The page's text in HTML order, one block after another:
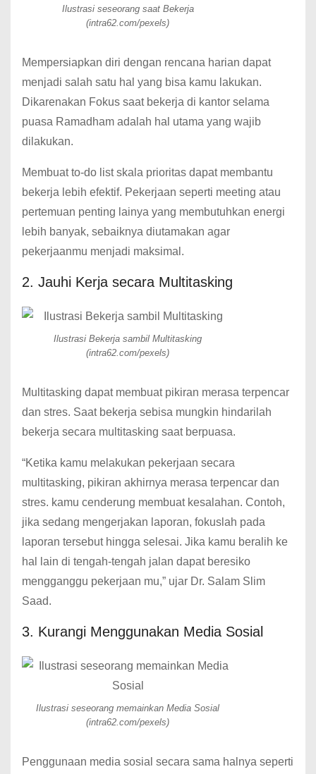
Ilustrasi seseorang saat Bekerja
(intra62.com/pexels)
Mempersiapkan diri dengan rencana harian dapat
menjadi salah satu hal yang bisa kamu lakukan.
Dikarenakan Fokus saat bekerja di kantor selama
puasa Ramadham adalah hal utama yang wajib
dilakukan.
Membuat to-do list skala prioritas dapat membantu
bekerja lebih efektif. Pekerjaan seperti meeting atau
pertemuan penting lainya yang membutuhkan energi
lebih banyak, sebaiknya diutamakan agar
pekerjaanmu menjadi maksimal.
2. Jauhi Kerja secara Multitasking
Ilustrasi Bekerja sambil Multitasking
(intra62.com/pexels)
Multitasking dapat membuat pikiran merasa terpencar
dan stres. Saat bekerja sebisa mungkin hindarilah
bekerja secara multitasking saat berpuasa.
“Ketika kamu melakukan pekerjaan secara
multitasking, pikiran akhirnya merasa terpencar dan
stres. kamu cenderung membuat kesalahan. Contoh,
jika sedang mengerjakan laporan, fokuslah pada
laporan tersebut hingga selesai. Jika kamu beralih ke
hal lain di tengah-tengah jalan dapat beresiko
mengganggu pekerjaan mu,” ujar Dr. Salam Slim
Saad.
3. Kurangi Menggunakan Media Sosial
Ilustrasi seseorang memainkan Media Sosial
(intra62.com/pexels)
Penggunaan media sosial secara sama halnya seperti